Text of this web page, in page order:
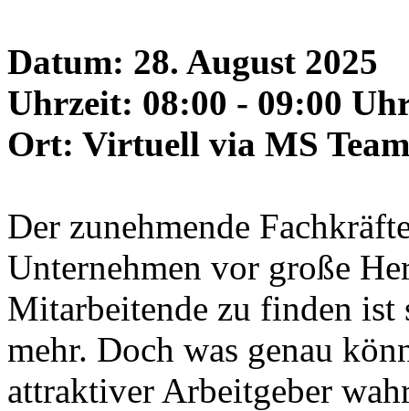
Datum: 28. August 2025
Uhrzeit: 08:00 - 09:00
Ort: Virtuell via MS
Der zunehmende
Unternehmen vor große
Mitarbeitende zu finden ist
mehr. Doch was genau
attraktiver Arbeitgeber